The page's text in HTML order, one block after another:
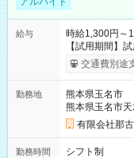
給与
時給1,300円～
【試用期間】
交通費別途
勤務地
熊本県玉名市
熊本県玉名市
有限会社那
勤務時間
シフト制